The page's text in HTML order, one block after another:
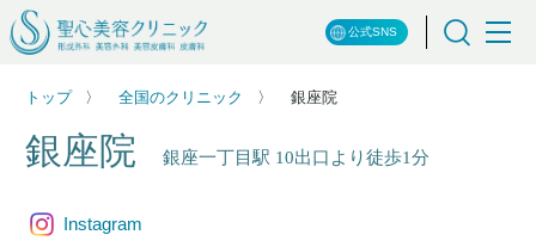
公式SNS
トップ 全国のクリニック 銀座院
銀座院 銀座一丁目駅 10出口より徒歩1分
Instagram